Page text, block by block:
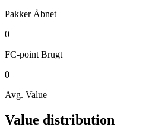
Pakker Åbnet
0
FC-point Brugt
0
Avg. Value
Value distribution